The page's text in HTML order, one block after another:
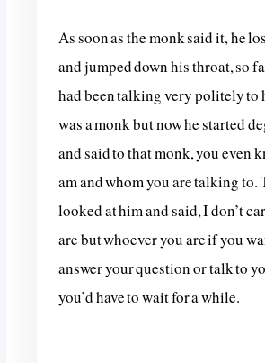
As soon as the monk said it, he
and jumped down his throat, so
had been talking very politely to
was a monk but now he started
and said to that monk, you even
am and whom you are talking to.
looked at him and said, I don’t
are but whoever you are if you
answer your question or talk to
you’d have to wait for a while.